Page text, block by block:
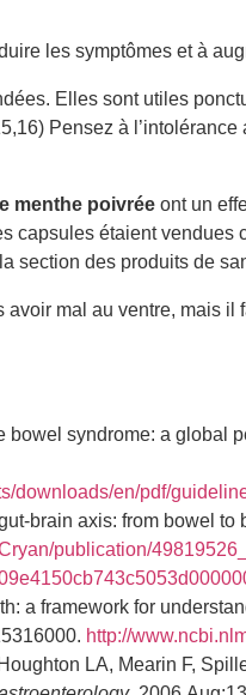
les symptômes et à
Elles sont utiles
Pensez à
menthe poivréeont un
capsules étaient
section des produits de
mal au ventre, mais il
syndrome: a global
downloads/en/pdf/
brain axis: from bowel to
publication/
a framework for
http://
LA, Mearin F,